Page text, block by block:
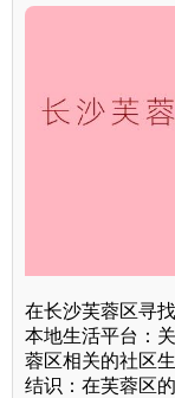
在长沙芙蓉区寻
本地生活平台：
蓉区相关的社区
结识：在芙蓉区